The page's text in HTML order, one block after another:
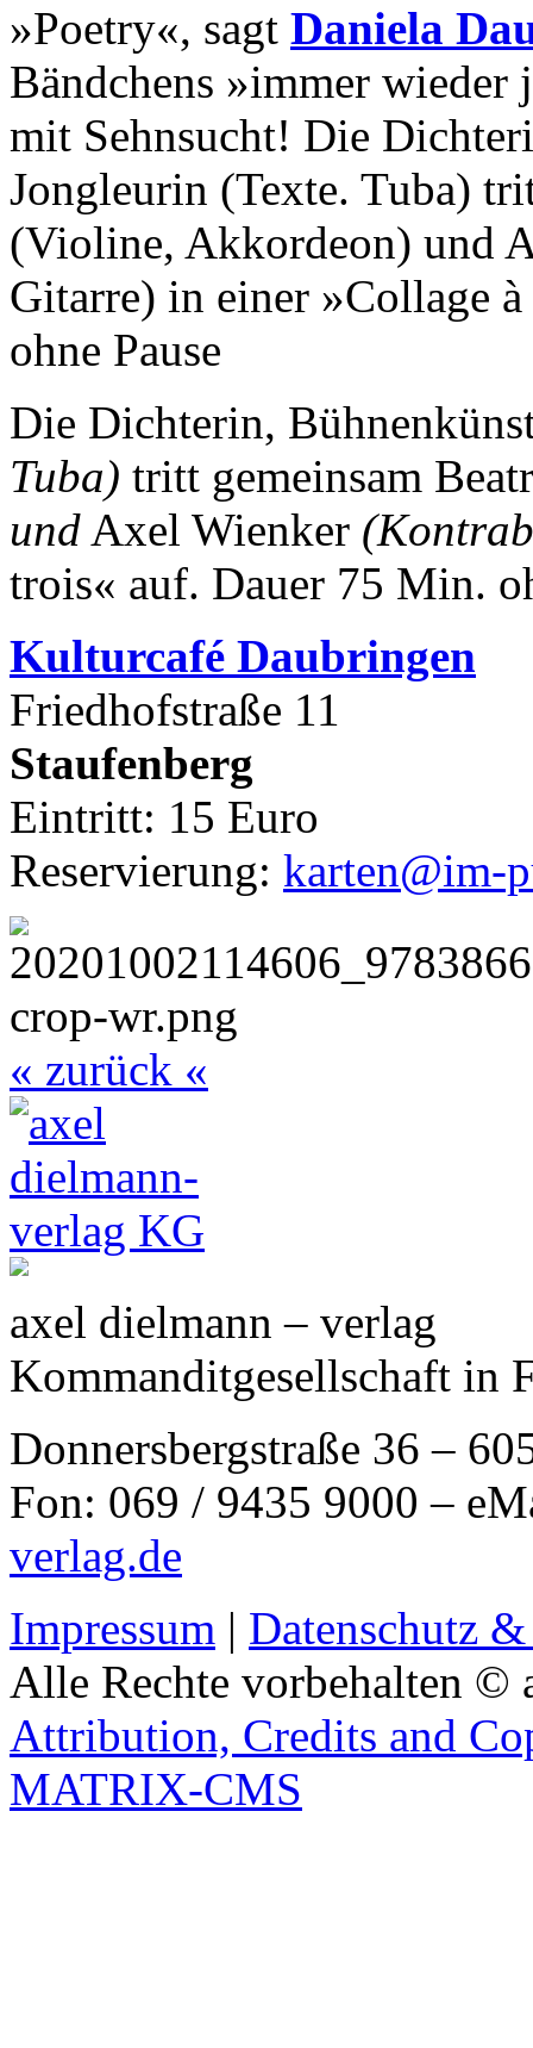
»Poetry«, sagt Daniela
Bändchens »immer wieder
mit Sehnsucht! Die
Jongleurin (Texte. Tuba)
(Violine, Akkordeon) und
Gitarre) in einer »Collage
ohne Pause
Die Dichterin,
Tuba) tritt gemeinsam
und Axel Wienker
trois« auf. Dauer 75 Min.
Kulturcafé Daubringen
Friedhofstraße 11
Staufenberg
Eintritt: 15 Euro
Reservierung: karten@im-
« zurück «
axel dielmann – verlag
Kommanditgesellschaft in
Donnersbergstraße 36 –
Fon: 069 / 9435 9000 –
verlag.de
Impressum | Datenschutz
Alle Rechte vorbehalten ©
Attribution, Credits and
MATRIX-CMS